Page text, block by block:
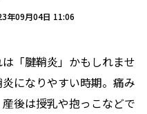
年09月04日 11:06
「腱鞘炎」かもしれませ
になりやすい時期。痛み
後は授乳や抱っこなどで